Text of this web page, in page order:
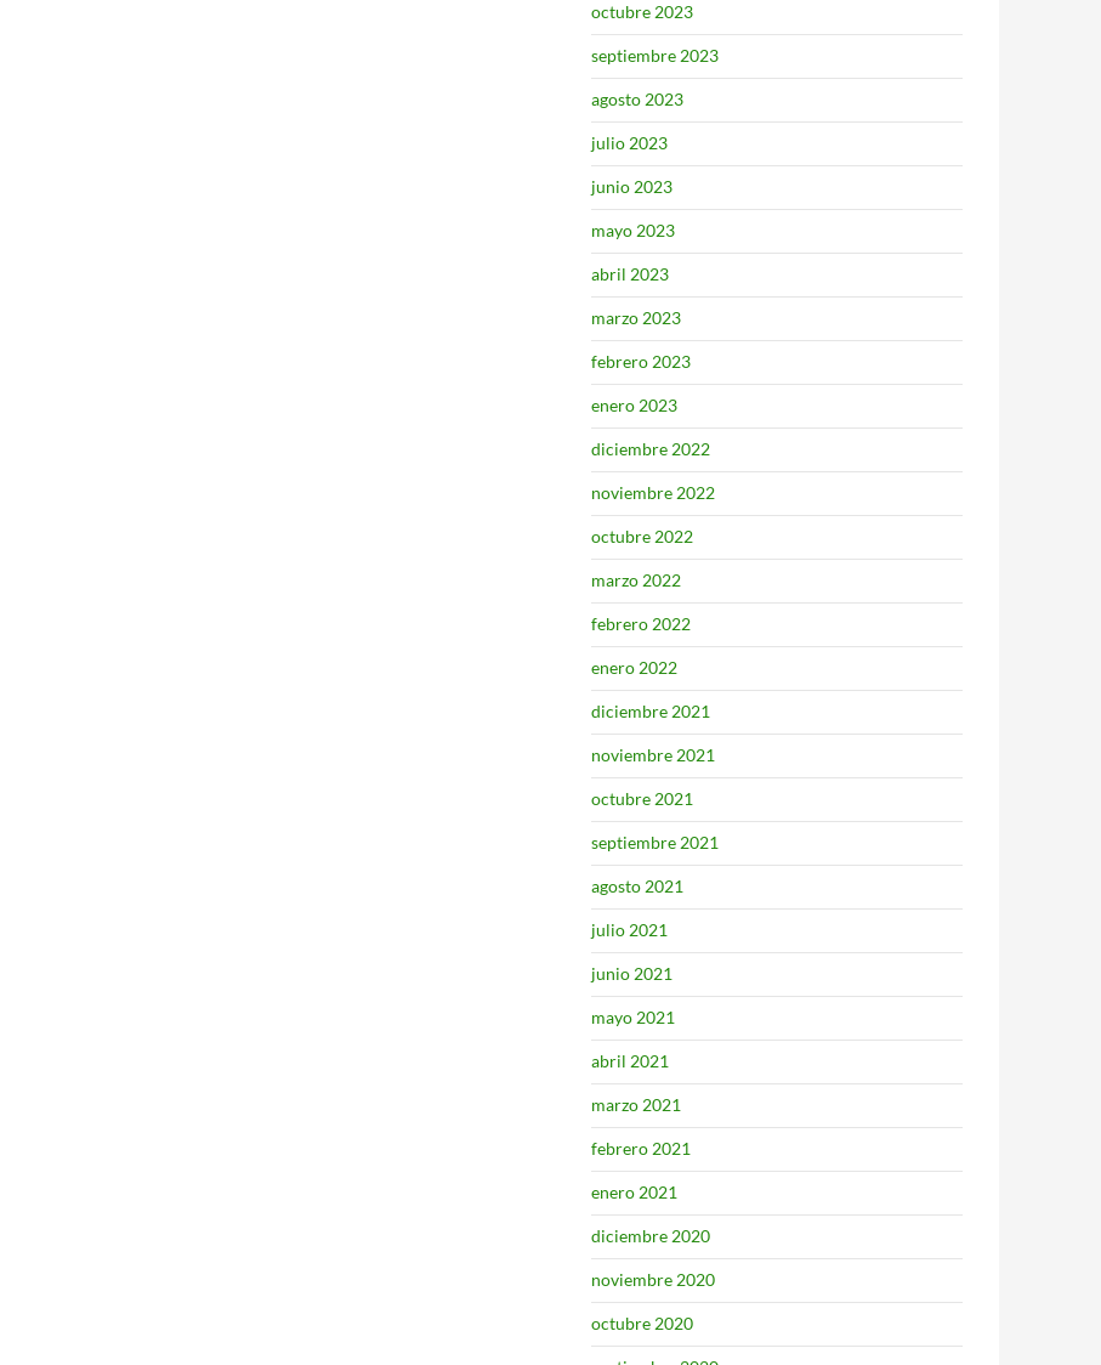
octubre 2023
septiembre 2023
agosto 2023
julio 2023
junio 2023
mayo 2023
abril 2023
marzo 2023
febrero 2023
enero 2023
diciembre 2022
noviembre 2022
octubre 2022
marzo 2022
febrero 2022
enero 2022
diciembre 2021
noviembre 2021
octubre 2021
septiembre 2021
agosto 2021
julio 2021
junio 2021
mayo 2021
abril 2021
marzo 2021
febrero 2021
enero 2021
diciembre 2020
noviembre 2020
octubre 2020